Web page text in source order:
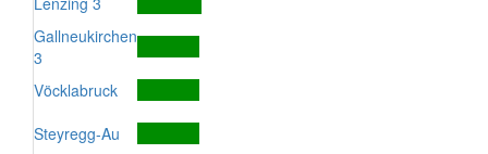
Gallneukirchen
3
Vöcklabruck
Steyregg-Au